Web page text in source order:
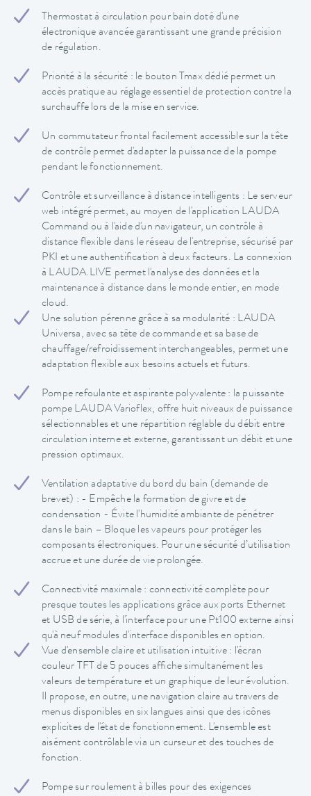
Thermostat à circulation pour bain doté d'une
électronique avancée garantissant une grande précision
de régulation.
Priorité à la sécurité : le bouton Tmax dédié permet un
accès pratique au réglage essentiel de protection contre la
surchauffe lors de la mise en service.
Un commutateur frontal facilement accessible sur la tête
de contrôle permet d'adapter la puissance de la pompe
pendant le fonctionnement.
Contrôle et surveillance à distance intelligents : Le serveur
web intégré permet, au moyen de l'application LAUDA
Command ou à l'aide d'un navigateur, un contrôle à
distance flexible dans le réseau de l'entreprise, sécurisé par
PKI et une authentification à deux facteurs. La connexion
à LAUDA.LIVE permet l'analyse des données et la
maintenance à distance dans le monde entier, en mode
cloud.
Une solution pérenne grâce à sa modularité : LAUDA
Universa, avec sa tête de commande et sa base de
chauffage/refroidissement interchangeables, permet une
adaptation flexible aux besoins actuels et futurs.
Pompe refoulante et aspirante polyvalente : la puissante
pompe LAUDA Varioflex, offre huit niveaux de puissance
sélectionnables et une répartition réglable du débit entre
circulation interne et externe, garantissant un débit et une
pression optimaux.
Ventilation adaptative du bord du bain (demande de
brevet) : - Empêche la formation de givre et de
condensation - Évite l'humidité ambiante de pénétrer
dans le bain – Bloque les vapeurs pour protéger les
composants électroniques. Pour une sécurité d’utilisation
accrue et une durée de vie prolongée.
Connectivité maximale : connectivité complète pour
presque toutes les applications grâce aux ports Ethernet
et USB de série, à l'interface pour une Pt100 externe ainsi
qu'à neuf modules d'interface disponibles en option.
Vue d'ensemble claire et utilisation intuitive : l'écran
couleur TFT de 5 pouces affiche simultanément les
valeurs de température et un graphique de leur évolution.
Il propose, en outre, une navigation claire au travers de
menus disponibles en six langues ainsi que des icônes
explicites de l'état de fonctionnement. L'ensemble est
aisément contrôlable via un curseur et des touches de
fonction.
Pompe sur roulement à billes pour des exigences